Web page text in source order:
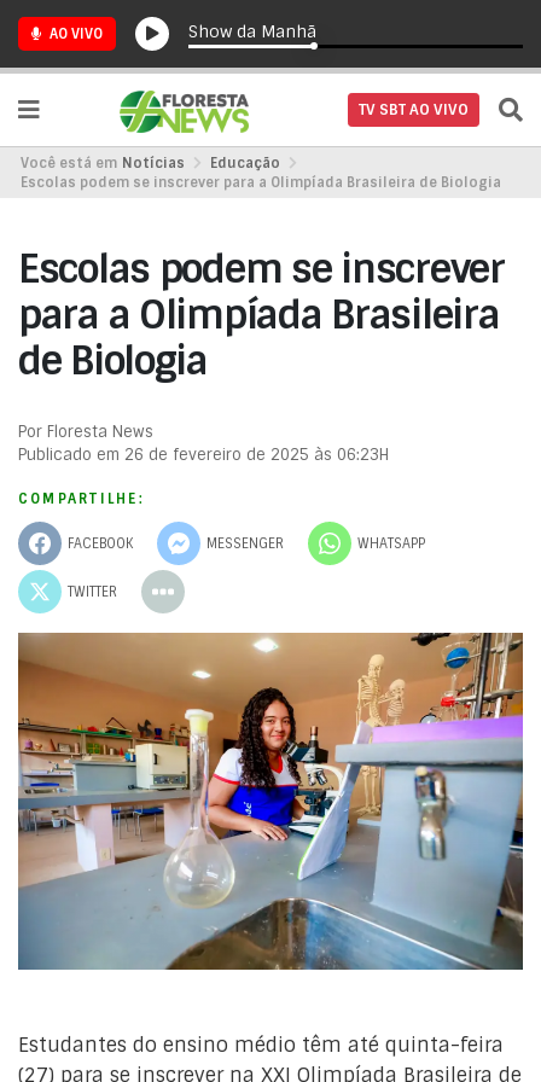
AO VIVO Show da Manhã
TV SBT AO VIVO
Você está em Notícias
Educação
Escolas podem se inscrever para a Olimpíada Brasileira de Biologia
Escolas podem se inscrever
para a Olimpíada Brasileira
de Biologia
Por Floresta News
Publicado em 26 de fevereiro de 2025 às 06:23H
COMPARTILHE:
FACEBOOK MESSENGER WHATSAPP
TWITTER
Estudantes do ensino médio têm até quinta-feira
(27) para se inscrever na XXI Olimpíada Brasileira de